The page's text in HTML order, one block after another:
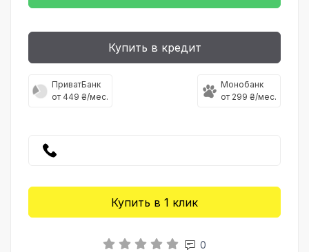
Купить в кредит
ПриватБанк
от 449 ₴/мес.
Монобанк
от 299 ₴/мес.
Купить в 1 клик
0